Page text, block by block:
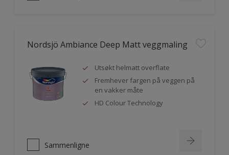
Nordsjö Ambiance Deep Matt veggmaling
Utsøkt helmatt overflate
Fremhever fargen på veggen på
en vakker måte
HD Colour Technology
Sammenligne